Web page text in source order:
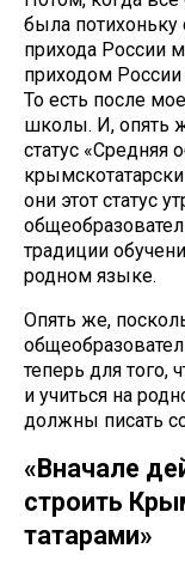
была
прихода России
приходом
То есть после
школы. И, опять
статус «Средняя
они этот статус
традиции
родном языке.
Опять же,
теперь для того,
и учиться на
должны писать
«Вначале
строить
татарами»